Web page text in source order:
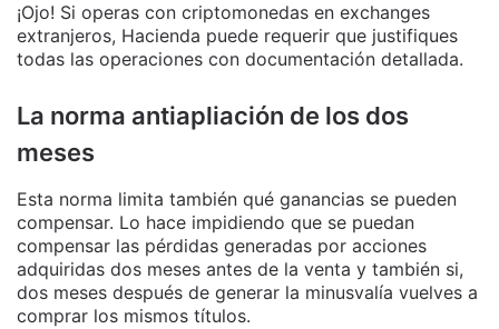
¡Ojo! Si operas con criptomonedas en exchanges
extranjeros, Hacienda puede requerir que justifiques
todas las operaciones con documentación detallada.
La norma antiapliación de los dos
meses
Esta norma limita también qué ganancias se pueden
compensar. Lo hace impidiendo que se puedan
compensar las pérdidas generadas por acciones
adquiridas dos meses antes de la venta y también si,
dos meses después de generar la minusvalía vuelves a
comprar los mismos títulos.